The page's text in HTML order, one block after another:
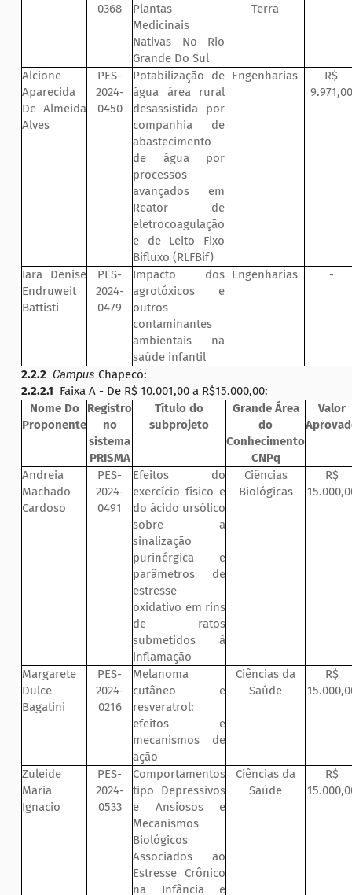
0368
Plantas
Medicinais
Nativas No Rio
Grande Do Sul
Terra
Alcione
Aparecida
De Almeida
Alves
PES-
2024-
0450
Potabilização de
água área rural
desassistida por
companhia de
abastecimento
de água por
processos
avançados em
Reator de
eletrocoagulação
e de Leito Fixo
Bifluxo (RLFBif)
Engenharias
R$
9.971,00
Iara Denise
Endruweit
Battisti
PES-
2024-
0479
Impacto dos
agrotóxicos e
outros
contaminantes
ambientais na
saúde infantil
Engenharias -
2.2.2 Campus Chapecó:
2.2.2.1 Faixa A - De R$ 10.001,00 a R$15.000,00:
Nome Do
Proponente
Registro
no
sistema
PRISMA
Título do
subprojeto
Grande Área
do
Conhecimento
CNPq
Valor
Andreia
Machado
Cardoso
PES-
2024-
0491
Efeitos do
exercício físico e
do ácido ursólico
sobre a
sinalização
purinérgica e
parâmetros de
estresse
oxidativo em rins
de ratos
submetidos à
inflamação
Ciências
Biológicas
R$
Margarete
Dulce
Bagatini
PES-
2024-
0216
Melanoma
cutâneo e
resveratrol:
efeitos e
mecanismos de
ação
Ciências da
Saúde
R$
Zuleide
Maria
Ignacio
PES-
2024-
0533
Comportamentos
tipo Depressivos
e Ansiosos e
Mecanismos
Biológicos
Associados ao
Estresse Crônico
na Infância e
Ciências da
Saúde
R$